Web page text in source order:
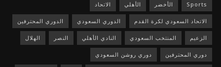
Sports الأخضر الأهلي الاتحاد
الاتحاد السعودي لكرة القدم الدوري السعودي الدوري المحترفين
الزعيم المنتخب السعودي النادي الأهلي النصر الهلال
دوري المحترفين دوري روشن السعودي